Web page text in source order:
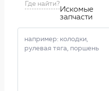
Где найти?
Искомые
запчасти